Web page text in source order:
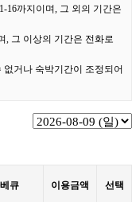
16까지이며, 그 외의 기간은
, 그 이상의 기간은 전화로
거나 숙박기간이 조정되어
큐 이용금액 선택